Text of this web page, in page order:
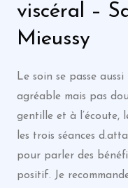
viscéral –
Mieussy
Le soin se passe
agréable mais pas
gentille et à l’écoute,
les trois séances
pour parler des
positif. Je